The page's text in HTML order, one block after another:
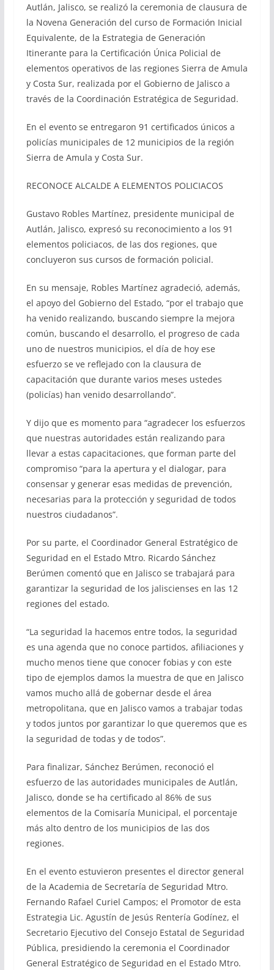
Autlán, Jalisco, se realizó la ceremonia de clausura de
la Novena Generación del curso de Formación Inicial
Equivalente, de la Estrategia de Generación
Itinerante para la Certificación Única Policial de
elementos operativos de las regiones Sierra de Amula
y Costa Sur, realizada por el Gobierno de Jalisco a
través de la Coordinación Estratégica de Seguridad.
En el evento se entregaron 91 certificados únicos a
policías municipales de 12 municipios de la región
Sierra de Amula y Costa Sur.
RECONOCE ALCALDE A ELEMENTOS POLICIACOS
Gustavo Robles Martínez, presidente municipal de
Autlán, Jalisco, expresó su reconocimiento a los 91
elementos policiacos, de las dos regiones, que
concluyeron sus cursos de formación policial.
En su mensaje, Robles Martínez agradeció, además,
el apoyo del Gobierno del Estado, “por el trabajo que
ha venido realizando, buscando siempre la mejora
común, buscando el desarrollo, el progreso de cada
uno de nuestros municipios, el día de hoy ese
esfuerzo se ve reflejado con la clausura de
capacitación que durante varios meses ustedes
(policías) han venido desarrollando”.
Y dijo que es momento para “agradecer los esfuerzos
que nuestras autoridades están realizando para
llevar a estas capacitaciones, que forman parte del
compromiso “para la apertura y el dialogar, para
consensar y generar esas medidas de prevención,
necesarias para la protección y seguridad de todos
nuestros ciudadanos”.
Por su parte, el Coordinador General Estratégico de
Seguridad en el Estado Mtro. Ricardo Sánchez
Berúmen comentó que en Jalisco se trabajará para
garantizar la seguridad de los jaliscienses en las 12
regiones del estado.
“La seguridad la hacemos entre todos, la seguridad
es una agenda que no conoce partidos, afiliaciones y
mucho menos tiene que conocer fobias y con este
tipo de ejemplos damos la muestra de que en Jalisco
vamos mucho allá de gobernar desde el área
metropolitana, que en Jalisco vamos a trabajar todas
y todos juntos por garantizar lo que queremos que es
la seguridad de todas y de todos”.
Para finalizar, Sánchez Berúmen, reconoció el
esfuerzo de las autoridades municipales de Autlán,
Jalisco, donde se ha certificado al 86% de sus
elementos de la Comisaría Municipal, el porcentaje
más alto dentro de los municipios de las dos
regiones.
En el evento estuvieron presentes el director general
de la Academia de Secretaría de Seguridad Mtro.
Fernando Rafael Curiel Campos; el Promotor de esta
Estrategia Lic. Agustín de Jesús Rentería Godínez, el
Secretario Ejecutivo del Consejo Estatal de Seguridad
Pública, presidiendo la ceremonia el Coordinador
General Estratégico de Seguridad en el Estado Mtro.